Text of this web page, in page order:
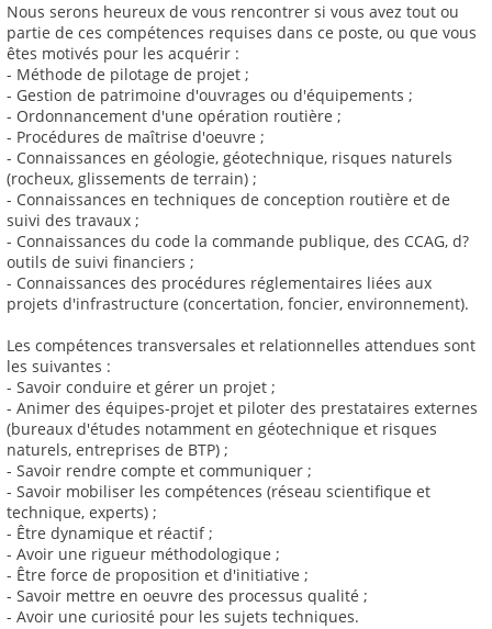
Nous serons heureux de vous rencontrer si vous avez tout ou
partie de ces compétences requises dans ce poste, ou que vous
êtes motivés pour les acquérir :
- Méthode de pilotage de projet ;
- Gestion de patrimoine d'ouvrages ou d'équipements ;
- Ordonnancement d'une opération routière ;
- Procédures de maîtrise d'oeuvre ;
- Connaissances en géologie, géotechnique, risques naturels
(rocheux, glissements de terrain) ;
- Connaissances en techniques de conception routière et de
suivi des travaux ;
- Connaissances du code la commande publique, des CCAG, d?
outils de suivi financiers ;
- Connaissances des procédures réglementaires liées aux
projets d'infrastructure (concertation, foncier, environnement).
Les compétences transversales et relationnelles attendues sont
les suivantes :
- Savoir conduire et gérer un projet ;
- Animer des équipes-projet et piloter des prestataires externes
(bureaux d'études notamment en géotechnique et risques
naturels, entreprises de BTP) ;
- Savoir rendre compte et communiquer ;
- Savoir mobiliser les compétences (réseau scientifique et
technique, experts) ;
- Être dynamique et réactif ;
- Avoir une rigueur méthodologique ;
- Être force de proposition et d'initiative ;
- Savoir mettre en oeuvre des processus qualité ;
- Avoir une curiosité pour les sujets techniques.